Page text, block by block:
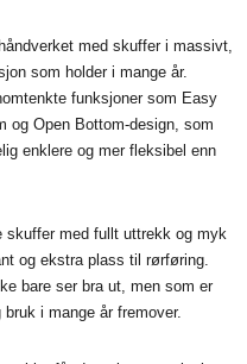
med skuffer i massivt,
som holder i mange år.
funksjoner som Easy
og Open Bottom-design, som
enklere og mer fleksibel enn
skuffer med fullt uttrekk og myk
og ekstra plass til rørføring.
bare ser bra ut, men som er
i mange år fremover.